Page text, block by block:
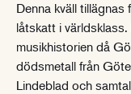
Denna kväll
låtskatt i
musikhistorien då
dödsmetall från
Lindeblad och